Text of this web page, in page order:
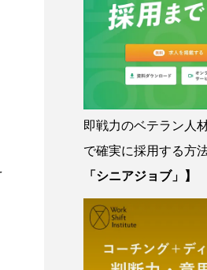
即戦力のベテラン人
で確実に採用する方
「シニアジョブ」】